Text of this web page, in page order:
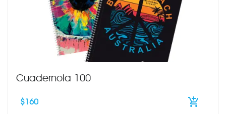
Cuadernola 100
$160